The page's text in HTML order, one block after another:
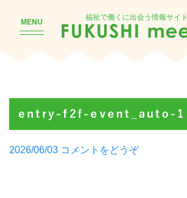
MENU
福祉で働くに出会う情報サイト
entry-f2f-event_auto-1
Posted
2026/06/03 コメントをどうぞ(entry-